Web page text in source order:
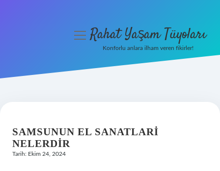
Hakkımızda
menüyüRahat Yaşam Tüyoları
Konforlu anlara ilham veren fikirler!
SAMSUNUN EL SANATLARI
NELERDIR
Tarih: Ekim 24, 2024